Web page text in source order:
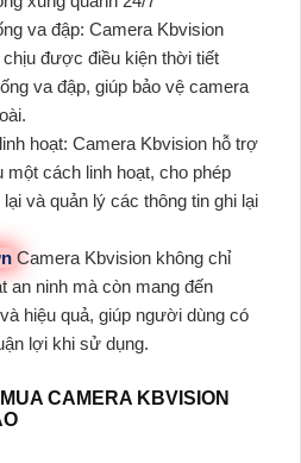
va đập: Camera Kbvision
được điều kiện thời tiết
va đập, giúp bảo vệ camera
hoạt: Camera Kbvision hỗ trợ
cách linh hoạt, cho phép
và quản lý các thông tin ghi lại
Camera Kbvision không chỉ
an ninh mà còn mang đến
hiệu quả, giúp người dùng có
lợi khi sử dụng.
CAMERA KBVISION